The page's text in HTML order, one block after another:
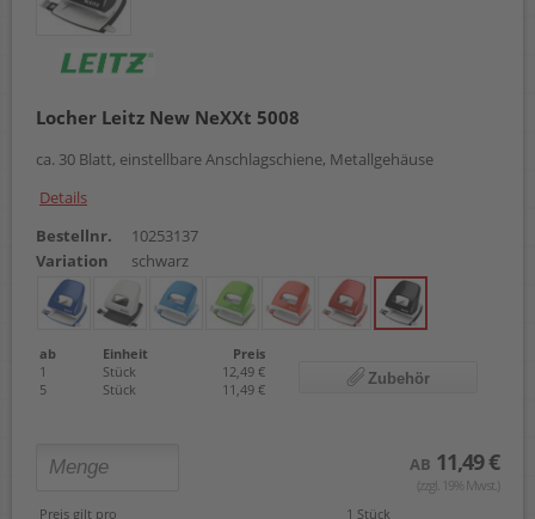
Locher Leitz New NeXXt 5008
ca. 30 Blatt, einstellbare Anschlagschiene, Metallgehäuse
Details
Bestellnr.
10253137
Variation
schwarz
ab Einheit
Preis
1
Stück
12,49 €
5
Stück 11,49 €
Zubehör
AB 11,49 €
(zzgl. 19% Mwst.)
Preis gilt pro
1 Stück